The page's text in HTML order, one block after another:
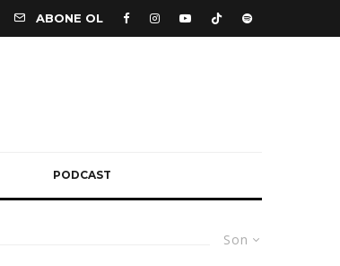
ABONE OL
PODCAST
Son